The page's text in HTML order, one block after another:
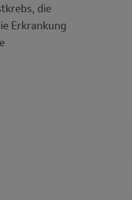
die
Erkrankung